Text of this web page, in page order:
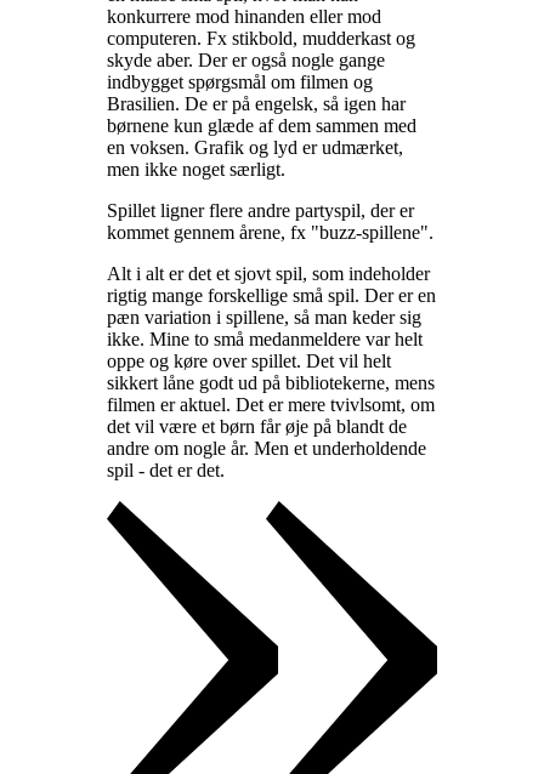
konkurrere mod hinanden eller mod
computeren. Fx stikbold, mudderkast og
skyde aber. Der er også nogle gange
indbygget spørgsmål om filmen og
Brasilien. De er på engelsk, så igen har
børnene kun glæde af dem sammen med
en voksen. Grafik og lyd er udmærket,
men ikke noget særligt.
Spillet ligner flere andre partyspil, der er
kommet gennem årene, fx "buzz-spillene".
Alt i alt er det et sjovt spil, som indeholder
rigtig mange forskellige små spil. Der er en
pæn variation i spillene, så man keder sig
ikke. Mine to små medanmeldere var helt
oppe og køre over spillet. Det vil helt
sikkert låne godt ud på bibliotekerne, mens
filmen er aktuel. Det er mere tvivlsomt, om
det vil være et børn får øje på blandt de
andre om nogle år. Men et underholdende
spil - det er det.